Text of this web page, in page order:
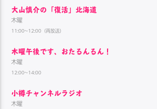
大山慎介の「復活」北海道
木曜
11:00~12:00（再放送）
木曜午後です、おたるんるん！
木曜
12:00~14:00
小樽チャンネルラジオ
木曜